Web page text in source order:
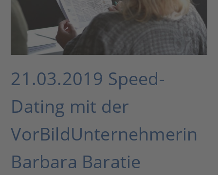
21.03.2019 Speed-
Dating mit der
VorBildUnternehmerin
Barbara Baratie